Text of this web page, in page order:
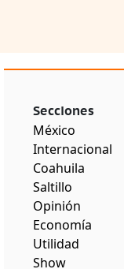
Secciones
México
Internacional
Coahuila
Saltillo
Opinión
Economía
Utilidad
Show